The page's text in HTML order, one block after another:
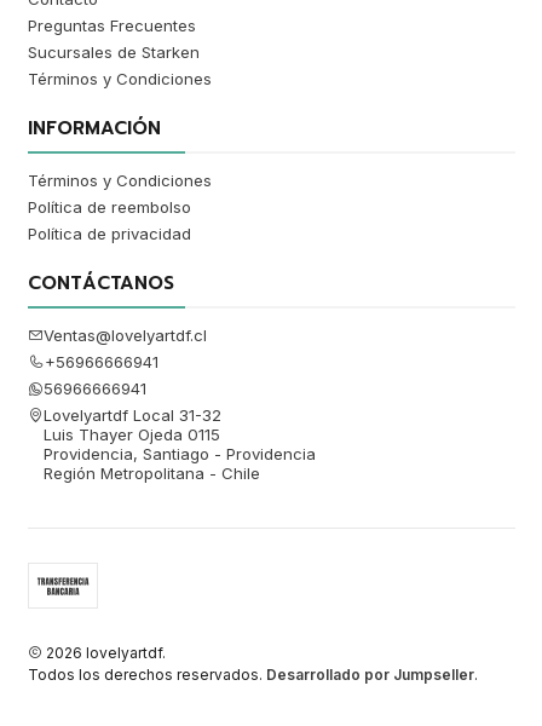
Preguntas Frecuentes
Sucursales de Starken
Términos y Condiciones
INFORMACIÓN
Términos y Condiciones
Política de reembolso
Política de privacidad
CONTÁCTANOS
Ventas@lovelyartdf.cl
+56966666941
56966666941
Lovelyartdf Local 31-32
Luis Thayer Ojeda 0115
Providencia, Santiago - Providencia
Región Metropolitana - Chile
2026 lovelyartdf.
Todos los derechos reservados. Desarrollado por Jumpseller.